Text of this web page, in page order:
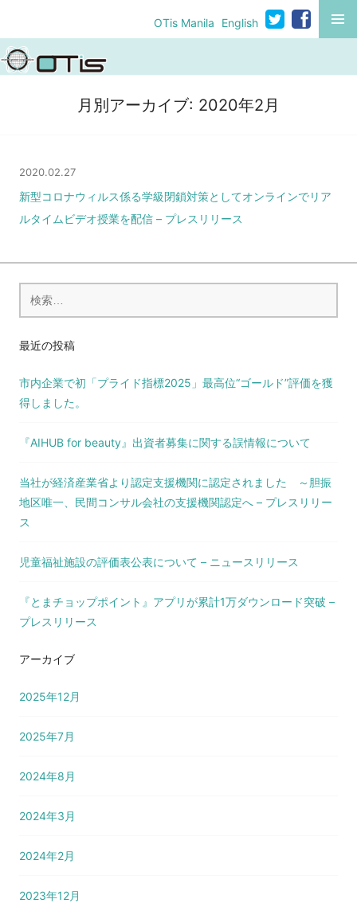
テ
ン
MENU
OTis Manila English
月別アーカイブ: 2020年2月
2020.02.27
新型コロナウィルス係る学級閉鎖対策としてオンラインでリア
ルタイムビデオ授業を配信 – プレスリリース
最近の投稿
市内企業で初「プライド指標2025」最高位“ゴールド”評価を獲
得しました。
『AIHUB for beauty』出資者募集に関する誤情報について
当社が経済産業省より認定支援機関に認定されました ～胆振
地区唯一、民間コンサル会社の支援機関認定へ – プレスリリー
ス
児童福祉施設の評価表公表について – ニュースリリース
『とまチョップポイント』アプリが累計1万ダウンロード突破 –
プレスリリース
アーカイブ
2025年12月
2025年7月
2024年8月
2024年3月
2024年2月
2023年12月